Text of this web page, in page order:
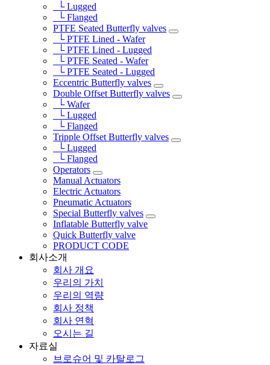
└ Lugged
└ Flanged
PTFE Seated Butterfly valves
└ PTFE Lined - Wafer
└ PTFE Lined - Lugged
└ PTFE Seated - Wafer
└ PTFE Seated - Lugged
Eccentric Butterfly valves
Double Offset Butterfly valves
└ Wafer
└ Lugged
└ Flanged
Tripple Offset Butterfly valves
└ Lugged
└ Flanged
Operators
Manual Actuators
Electric Actuators
Pneumatic Actuators
Special Butterfly valves
Inflatable Butterfly valve
Quick Butterfly valve
PRODUCT CODE
회사소개
회사 개요
우리의 가치
우리의 역량
회사 정책
회사 연혁
오시는 길
자료실
브로슈어 및 카탈로그